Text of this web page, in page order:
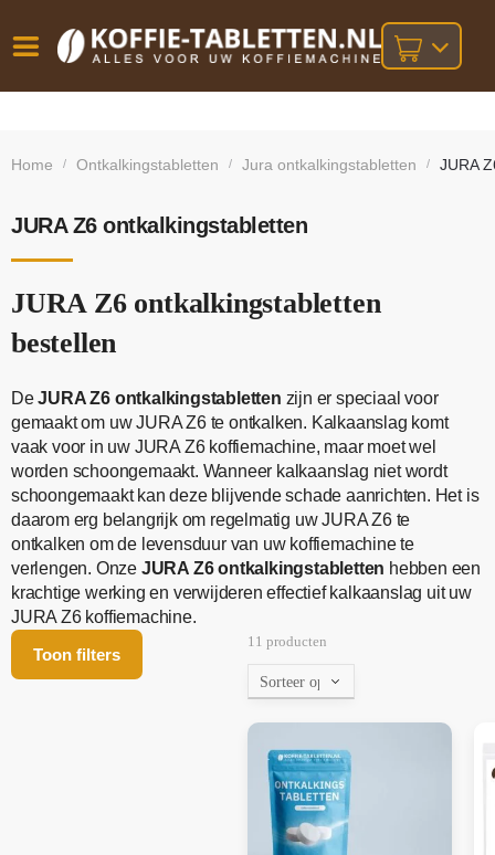
besteld,
bij orders
Home / Ontkalkingstabletten / Jura ontkalkingstabletten / JURA
JURA Z6 ontkalkingstabletten
JURA Z6 ontkalkingstabletten
bestellen
DeJURA Z6 ontkalkingstabletten zijn er speciaal voor
gemaakt om uw JURA Z6 te ontkalken. Kalkaanslag komt
vaak voor in uw JURA Z6 koffiemachine, maar moet wel
worden schoongemaakt. Wanneer kalkaanslag niet wordt
schoongemaakt kan deze blijvende schade aanrichten. Het is
daarom erg belangrijk om regelmatig uw JURA Z6 te
ontkalken om de levensduur van uw koffiemachine te
verlengen. Onze JURA Z6 ontkalkingstabletten hebben een
krachtige werking en verwijderen effectief kalkaanslag uit uw
JURA Z6 koffiemachine.
Toon filters
11 producten